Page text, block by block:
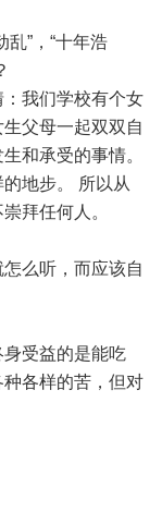
”，“十年浩
我们学校有个女
父母一起双双自
和承受的事情。
地步。 所以从
拜任何人。
么听，而应该自
受益的是能吃
各样的苦，但对